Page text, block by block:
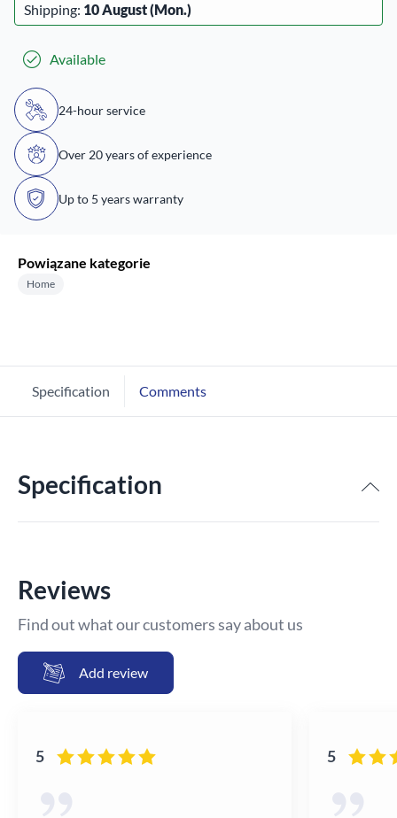
Shipping: 10 August (Mon.)
Available
24-hour service
Over 20 years of experience
Up to 5 years warranty
Powiązane kategorie
Home
Specification Comments
Specification
Reviews
Find out what our customers say about us
Add review
5 5